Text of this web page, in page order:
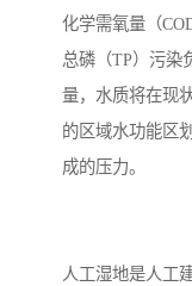
化学需氧量（
总磷（TP）污染
量，水质将在现
的区域水功能区
成的压力。
人工湿地是人工